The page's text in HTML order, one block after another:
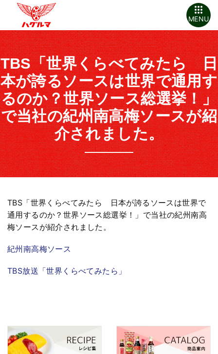
MENU
TBS「世界くらべてみたら 日
本が誇るソースは世界で通用す
るのか？世界ソース総選挙！」
で当社の紀州南高梅ソースが紹
介されました。
TBS「世界くらべてみたら 日本が誇るソースは世界で
通用するのか？世界ソース総選挙！」で当社の紀州南高
梅ソースが紹介されました。
紀州南高梅ソース
TBS放送「世界くらべてみたら」